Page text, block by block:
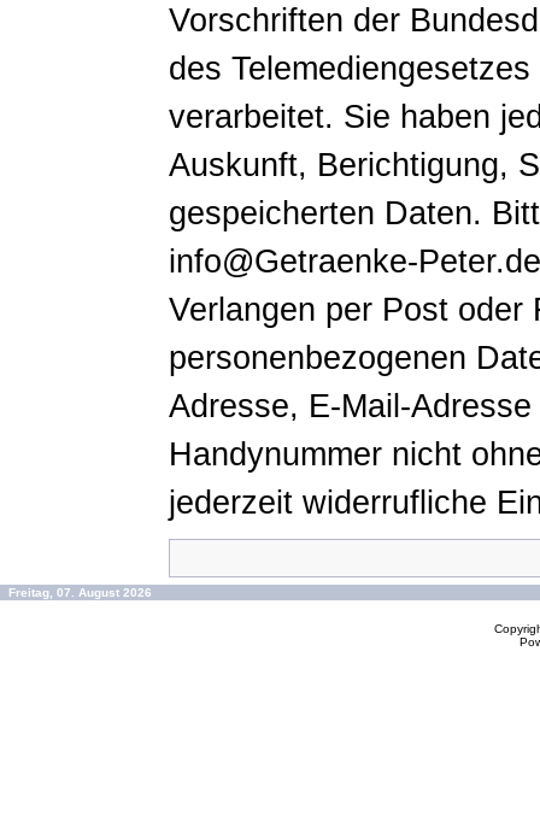
Vorschriften der
des
verarbeitet. Sie haben
Auskunft, Berichtigung,
gespeicherten Daten.
info@Getraenke-
Verlangen per Post oder
personenbezogenen
Adresse, E-Mail-
Handynummer nicht
jederzeit widerrufliche
Freitag, 07. August 2026